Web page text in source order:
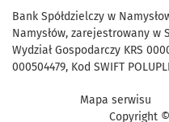
Bank Spółdzielczy w
Namysłów, zarejestrowany w
Wydział Gospodarczy KRS
000504479, Kod SWIFT
Mapa serwisu
Copyright